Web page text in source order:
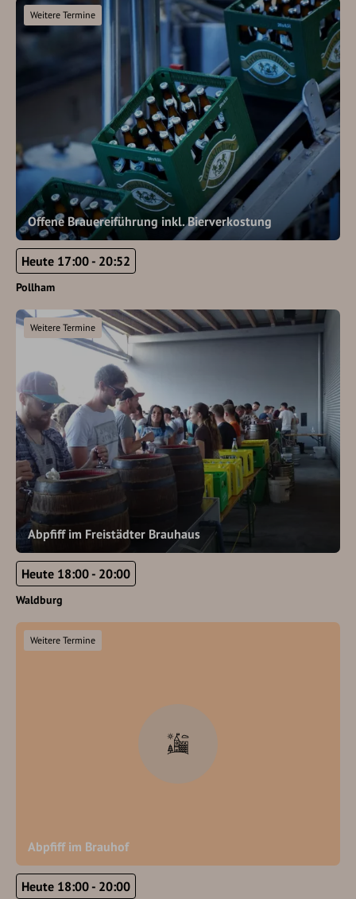
Offene Brauereiführung inkl. Bierverkostung
Weitere Termine
Heute 17:00 - 20:52
Pollham
Abpfiff im Freistädter Brauhaus
Weitere Termine
Heute 18:00 - 20:00
Waldburg
Abpfiff im Brauhof
Weitere Termine
Heute 18:00 - 20:00